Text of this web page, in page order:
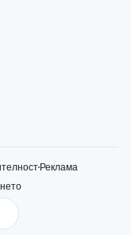
Реклама